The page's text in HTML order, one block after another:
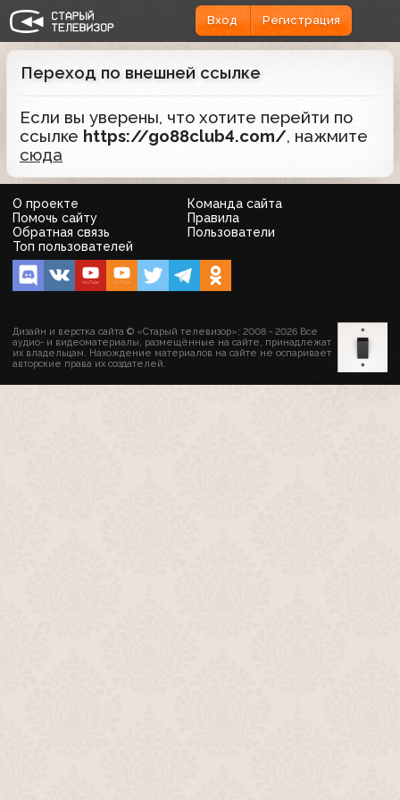
Вход Регистрация
Переход по внешней ссылке
Если вы уверены, что хотите перейти по
ссылке https://go88club4.com/, нажмите
сюда
О проекте
Команда сайта
Помочь сайту
Правила
Обратная связь
Пользователи
Топ пользователей
Дизайн и верстка сайта © «Старый телевизор»; 2008 - 2026 Все
аудио- и видеоматериалы, размещённые на сайте, принадлежат
их владельцам. Нахождение материалов на сайте не оспаривает
авторские права их создателей.